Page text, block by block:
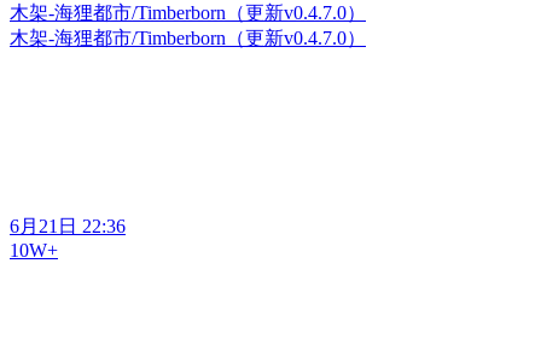
木架-海狸都市/Timberborn（更新v0.4.7.0）
木架-海狸都市/Timberborn（更新v0.4.7.0）
6月21日 22:36
10W+